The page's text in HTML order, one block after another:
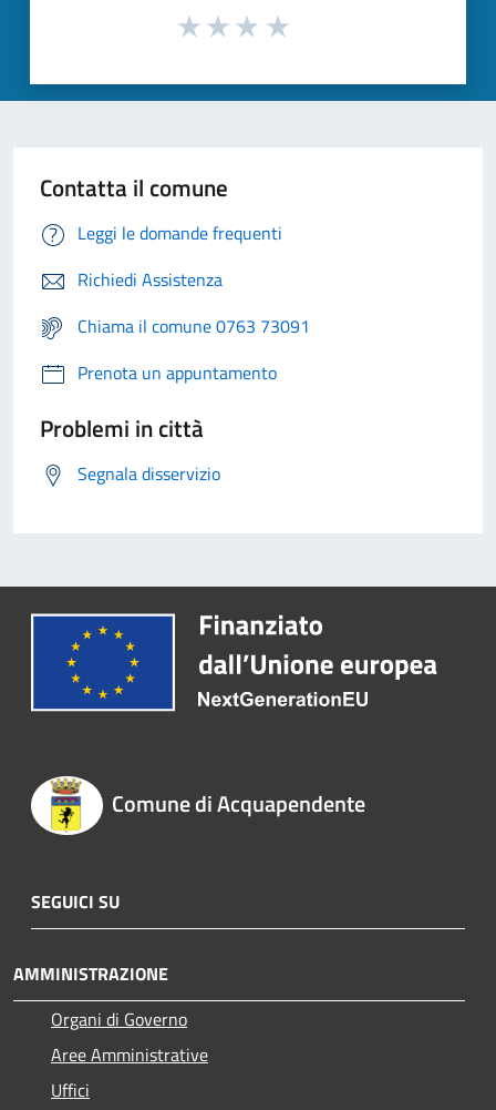
Contatta il comune
Leggi le domande frequenti
Richiedi Assistenza
Chiama il comune 0763 73091
Prenota un appuntamento
Problemi in città
Segnala disservizio
Comune di Acquapendente
SEGUICI SU
AMMINISTRAZIONE
Organi di Governo
Aree Amministrative
Uffici